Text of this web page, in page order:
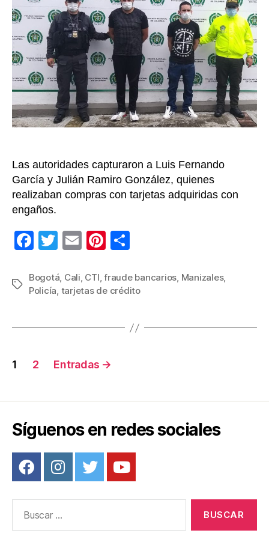
en
Las autoridades capturaron a Luis Fernando
García y Julián Ramiro González, quienes
realizaban compras con tarjetas adquiridas con
engaños.
F
c
e
o
k
T
tt
er
E
ail
Pi
er
e
m
p
ar
tir
Etiquetas
Bogotá, Cali, CTI,fraude bancarios, Manizales,
Policía, tarjetas de crédito
Navegación
entradas
1 2 Entradas →
Síguenos en redes sociales